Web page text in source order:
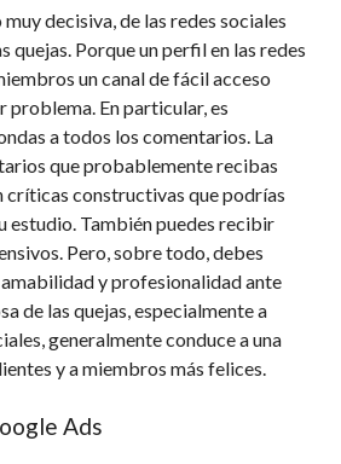
decisiva, de las redes sociales
quejas. Porque un perfil en las redes
un canal de fácil acceso
problema. En particular, es
a todos los comentarios. La
que probablemente recibas
críticas constructivas que podrías
estudio. También puedes recibir
Pero, sobre todo, debes
y profesionalidad ante
de las quejas, especialmente a
generalmente conduce a una
y a miembros más felices.
Ads